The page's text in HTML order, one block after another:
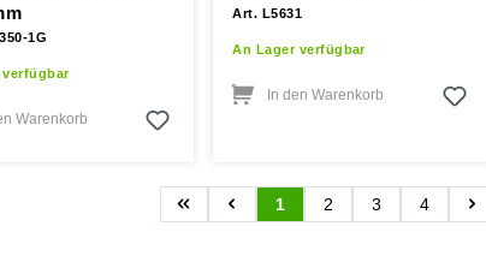
1G
verfügbar
Warenkorb
Art. L5631
An Lager verfügbar
In den Warenkorb
Seite
1 Seite
2 Seite
3 Seite
4